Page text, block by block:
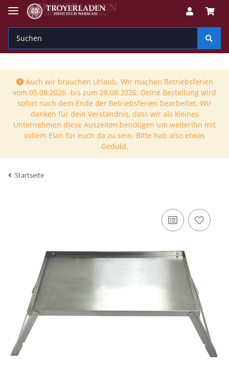
Auch wir brauchen Urlaub. Wir machen Betriebsferien
vom 05.08.2026 -bis zum 28.08.2026. Deine Bestellung wird
sofort nach dem Ende der Betriebsferien bearbeitet. Wir
danken für dein Verständnis, dass wir als kleines
Unternehmen diese Auszeiten benötigen um weiterihn mit
vollem Elan für euch da zu sein. Bitte hab also etwas
Geduld.
Startseite